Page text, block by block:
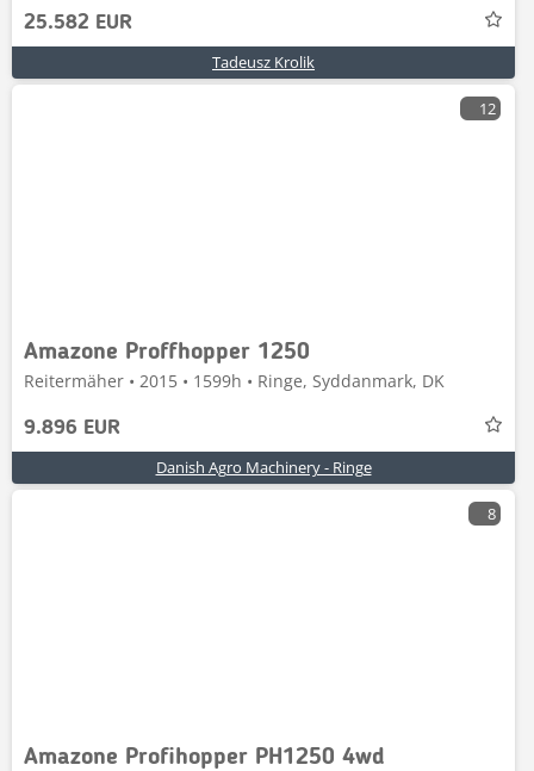
25.582 EUR
Tadeusz Krolik
12
Amazone Proffhopper 1250
Reitermäher • 2015 • 1599h • Ringe, Syddanmark, DK
9.896 EUR
Danish Agro Machinery - Ringe
8
Amazone Profihopper PH1250 4wd